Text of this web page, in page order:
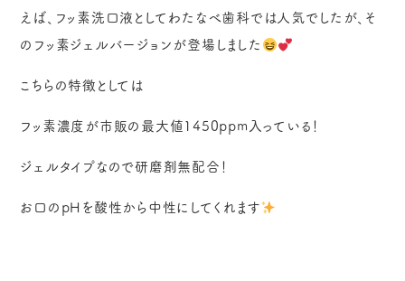
えば、フッ素洗口液としてわたなべ歯科では人気でしたが、そ
のフッ素ジェルバージョンが登場しました
こちらの特徴としては
フッ素濃度が市販の最大値1450ppm入っている！
ジェルタイプなので研磨剤無配合！
お口のpHを酸性から中性にしてくれます